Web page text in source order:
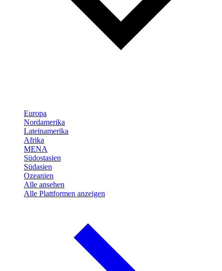
Europa
Nordamerika
Lateinamerika
Afrika
MENA
Südostasien
Südasien
Ozeanien
Alle ansehen
Alle Plattformen anzeigen